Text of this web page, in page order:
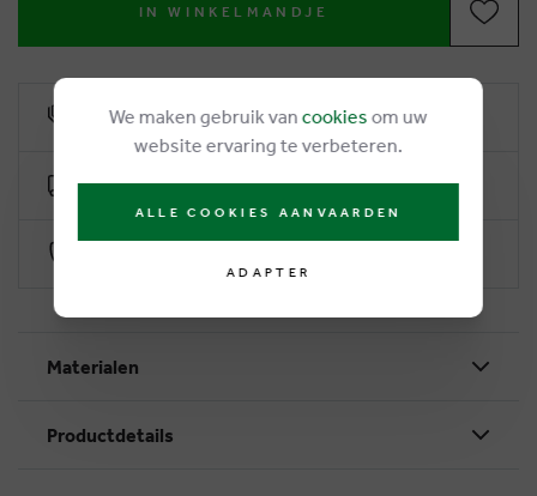
IN WINKELMANDJE
6% remise de fidélité
Livraison gratuite dès €50
Materialen
Productdetails
We maken gebruik van cookies om uw
website ervaring te verbeteren.
ALLE COOKIES AANVAARDEN
ADAPTER